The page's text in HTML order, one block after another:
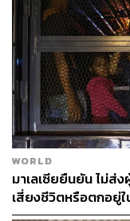
จิบในกรุงกัวลาลัมเป
การตรวจค้นซึ่งกินเว
จิบเพิ่งเดินทางกลับม
การถือศีลอดในเดือน
อ้างอิง:
ajib-razak-
TAGS: Malaysia
WORLD
มาเลเซียยืนยัน ไม่ส่
เสี่ยงชีวิตหรือตกอยู่